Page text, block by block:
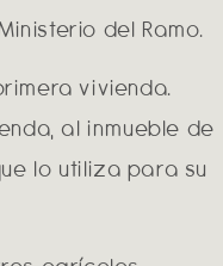
del Ramo.
vivienda.
al inmueble de
lo utiliza para su